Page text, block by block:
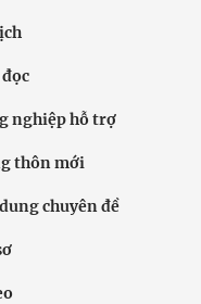
nghiệp hỗ trợ
thôn mới
chuyên đề